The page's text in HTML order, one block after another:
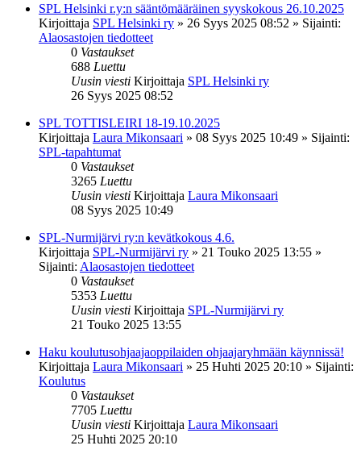
SPL Helsinki r.y:n sääntömääräinen syyskokous 26.10.2025
Kirjoittaja SPL Helsinki ry » 26 Syys 2025 08:52 » Sijainti:
Alaosastojen tiedotteet
0 Vastaukset
688 Luettu
Uusin viesti Kirjoittaja SPL Helsinki ry
26 Syys 2025 08:52
SPL TOTTISLEIRI 18-19.10.2025
Kirjoittaja Laura Mikonsaari » 08 Syys 2025 10:49 » Sijainti:
SPL-tapahtumat
0 Vastaukset
3265 Luettu
Uusin viesti Kirjoittaja Laura Mikonsaari
08 Syys 2025 10:49
SPL-Nurmijärvi ry:n kevätkokous 4.6.
Kirjoittaja SPL-Nurmijärvi ry » 21 Touko 2025 13:55 »
Sijainti: Alaosastojen tiedotteet
0 Vastaukset
5353 Luettu
Uusin viesti Kirjoittaja SPL-Nurmijärvi ry
21 Touko 2025 13:55
Haku koulutusohjaajaoppilaiden ohjaajaryhmään käynnissä!
Kirjoittaja Laura Mikonsaari » 25 Huhti 2025 20:10 » Sijainti:
Koulutus
0 Vastaukset
7705 Luettu
Uusin viesti Kirjoittaja Laura Mikonsaari
25 Huhti 2025 20:10